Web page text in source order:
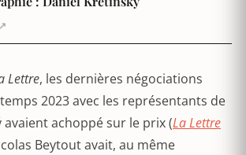
↗
Lettre, les dernières négociations
2023 avec les représentants de
avaient achoppé sur le prix (La Lettre
Beytout avait, au même